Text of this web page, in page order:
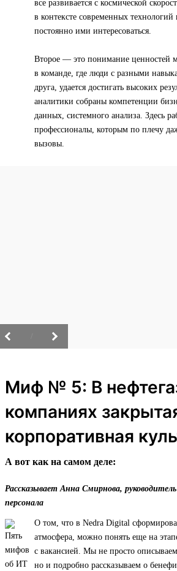
все развивается с космической
в контексте современных
постоянно ими интересоваться.
Второе — это понимание ценностей
в команде, где люди с разными
друга, удается достигать высоких
аналитики собраны компетенции
данных, системного анализа. Здесь
профессионалы, которым по плечу
вызовы.
Миф № 5: В
компаниях
корпоративная
А вот как на самом деле:
Рассказывает Анна Смирнова,
персонала
О том, что в Nedra Digital
атмосфера, можно понять еще на
с вакансией. Мы не просто
но и подробно рассказываем о